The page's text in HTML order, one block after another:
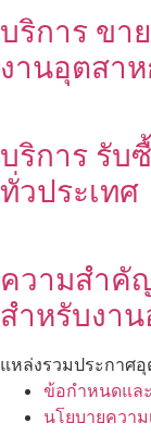
บริการ ขา
งานอุตสา
บริการ รับ
ทั่วประเทศ
ความสำคั
สำหรับงา
แหล่งรวมประกาศ
ข้อกำหนดแล
นโยบายควา